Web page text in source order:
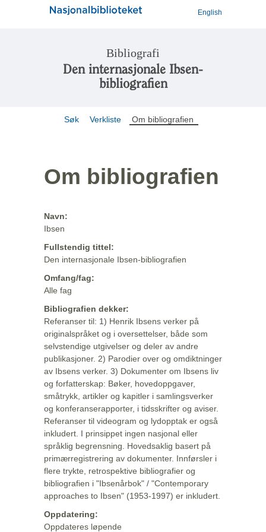
English
Bibliografi
Den internasjonale Ibsen-
bibliografien
Søk Verkliste Om bibliografien
Om bibliografien
Navn:
Ibsen
Fullstendig tittel:
Den internasjonale Ibsen-bibliografien
Omfang/fag:
Alle fag
Bibliografien dekker:
Referanser til: 1) Henrik Ibsens verker på
originalspråket og i oversettelser, både som
selvstendige utgivelser og deler av andre
publikasjoner. 2) Parodier over og omdiktninger
av Ibsens verker. 3) Dokumenter om Ibsens liv
og forfatterskap: Bøker, hovedoppgaver,
småtrykk, artikler og kapitler i samlingsverker
og konferanserapporter, i tidsskrifter og aviser.
Referanser til videogram og lydopptak er også
inkludert. I prinsippet ingen nasjonal eller
språklig begrensning. Hovedsaklig basert på
primærregistrering av dokumenter. Innførsler i
flere trykte, retrospektive bibliografier og
bibliografien i "Ibsenårbok" / "Contemporary
approaches to Ibsen" (1953-1997) er inkludert.
Oppdatering:
Oppdateres løpende